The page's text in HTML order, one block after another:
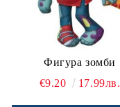
Фигура зомби
€9.20
17.99лв.